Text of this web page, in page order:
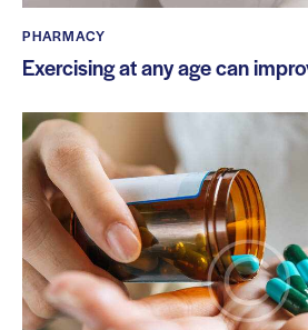
PHARMACY
Exercising at any age can